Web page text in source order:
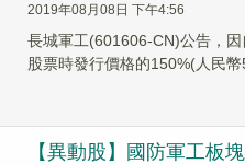
2019年08月08日 下午4:56
長城軍工(601606-CN)公告，
股票時發行價格的150%(人民幣
【異動股】國防軍工板